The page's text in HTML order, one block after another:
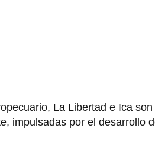
La Libertad e Ica
impulsadas por el desarrollo